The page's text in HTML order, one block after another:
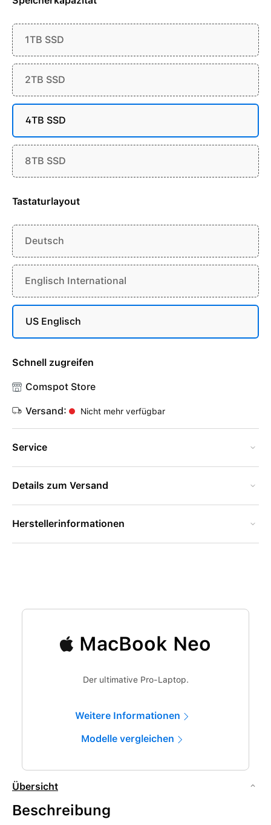
1TB SSD
2TB SSD
4TB SSD
8TB SSD
Tastaturlayout
Deutsch
Englisch International
US Englisch
Schnell zugreifen
Comspot Store
Versand: Nicht mehr verfügbar
Service
Details zum Versand
Herstellerinformationen
MacBook Neo
Der ultimative Pro-Laptop.
Weitere Informationen
Modelle vergleichen
Übersicht
Beschreibung